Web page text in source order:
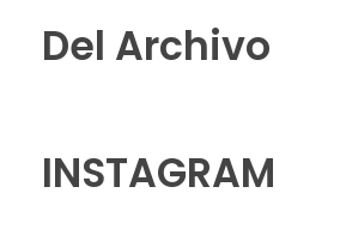
Del Archivo
INSTAGRAM